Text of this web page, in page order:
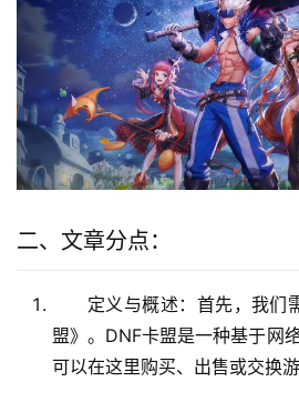
二、文章分点：
定义与概述：首先，我们
盟》。DNF卡盟是一种基于网
可以在这里购买、出售或交换